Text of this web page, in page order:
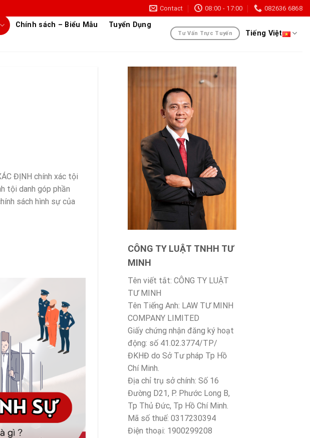
Contact 08:00 - 17:00 082636 6868
Chính sách – Biểu Mẫu Tuyển Dụng
Tư Vấn Trực Tuyến Tiếng Việt
ĐỊNH chính xác tội
tội danh góp phần
sách hình sự của
CÔNG TY LUẬT TNHH TƯ
MINH
Tên viết tắt: CÔNG TY LUẬT
TƯ MINH
Tên Tiếng Anh: LAW TƯ MINH
COMPANY LIMITED
Giấy chứng nhận đăng ký hoạt
động: số 41.02.3774/TP/
ĐKHĐ do Sở Tư pháp Tp Hồ
Chí Minh.
Địa chỉ trụ sở chính: Số 16
Đường D21, P. Phước Long B,
Tp Thủ Đức, Tp Hồ Chí Minh.
Mã số thuế: 0317230394
Điện thoại: 1900299208